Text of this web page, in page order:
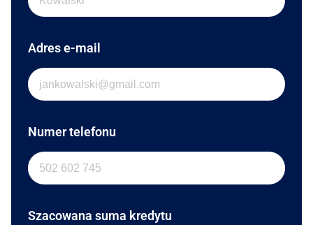
Adres e-mail
Numer telefonu
Szacowana suma kredytu